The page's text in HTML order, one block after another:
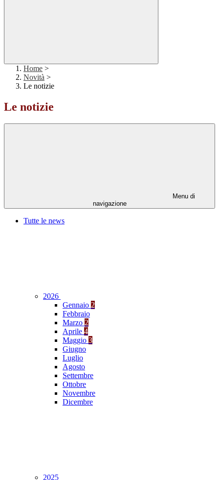
Home >
Novità >
Le notizie
Le notizie
Menu di
navigazione
Tutte le news
2026
Gennaio 2
Febbraio
Marzo 2
Aprile 4
Maggio 3
Giugno
Luglio
Agosto
Settembre
Ottobre
Novembre
Dicembre
2025